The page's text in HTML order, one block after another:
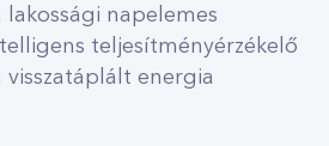
napelemes
teljesítményérzékelő
energia